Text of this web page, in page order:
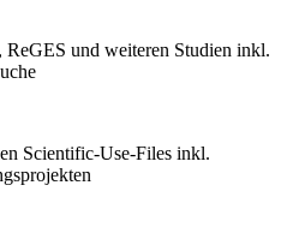
und weiteren Studien inkl.
Scientific-Use-Files inkl.